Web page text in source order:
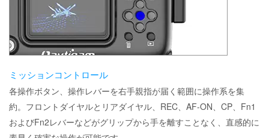
ミッションコントロール
各操作ボタン、操作レバーを右手親指が届く範囲に操作系を集
約。フロントダイヤルとリアダイヤル、REC、AF-ON、CP、Fn1
およびFn2レバーなどがグリップから手を離すことなく、直感的に